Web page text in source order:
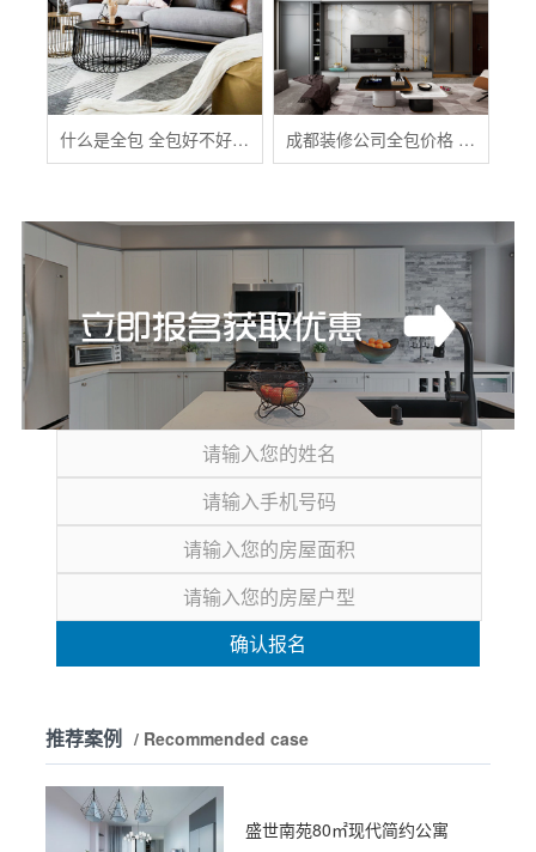
什么是全包 全包好不好 全包装修注意事项有哪些 成都装修公司全包价格 成都全包装修多少钱一平
确认报名
推荐案例 / Recommended case
盛世南苑80㎡现代简约公寓